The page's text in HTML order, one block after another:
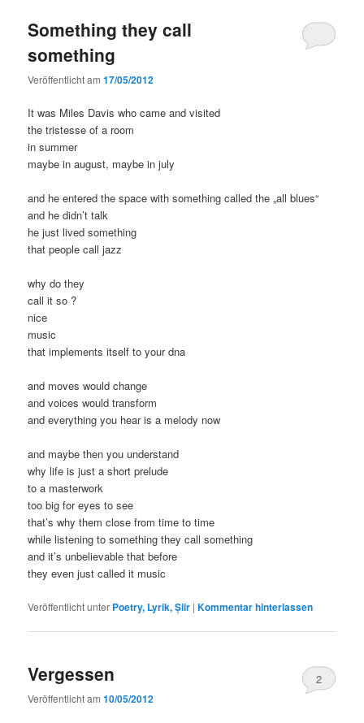
Something they call
something
Veröffentlicht am17/05/2012
It was Miles Davis who came and visited
the tristesse of a room
in summer
maybe in august, maybe in july
and he entered the space with something called the „all blues“
and he didn’t talk
he just lived something
that people call jazz
why do they
call it so ?
nice
music
that implements itself to your dna
and moves would change
and voices would transform
and everything you hear is a melody now
and maybe then you understand
why life is just a short prelude
to a masterwork
too big for eyes to see
that’s why them close from time to time
while listening to something they call something
and it’s unbelievable that before
they even just called it music
Veröffentlicht unter Poetry, Lyrik, Șiir |Kommentar hinterlassen
Vergessen
Veröffentlicht am10/05/2012
2